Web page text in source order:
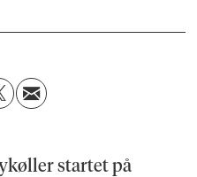
startet på